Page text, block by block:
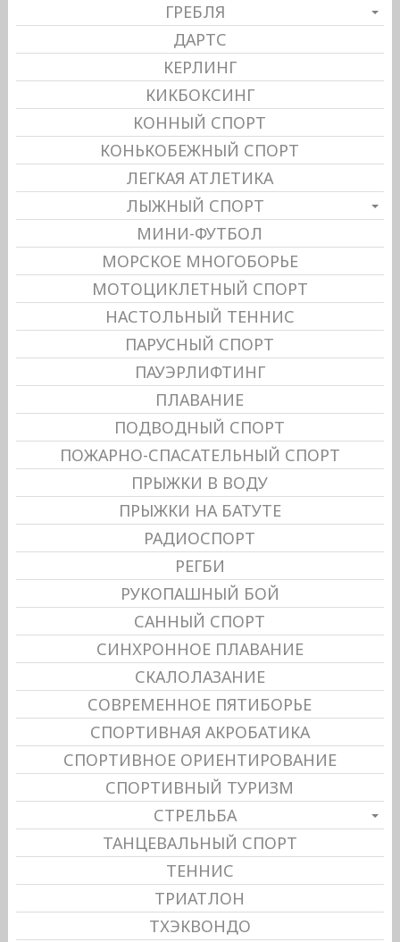
ГРЕБЛЯ
ДАРТС
КЕРЛИНГ
КИКБОКСИНГ
КОННЫЙ СПОРТ
КОНЬКОБЕЖНЫЙ СПОРТ
ЛЕГКАЯ АТЛЕТИКА
ЛЫЖНЫЙ СПОРТ
МИНИ-ФУТБОЛ
МОРСКОЕ МНОГОБОРЬЕ
МОТОЦИКЛЕТНЫЙ СПОРТ
НАСТОЛЬНЫЙ ТЕННИС
ПАРУСНЫЙ СПОРТ
ПАУЭРЛИФТИНГ
ПЛАВАНИЕ
ПОДВОДНЫЙ СПОРТ
ПОЖАРНО-СПАСАТЕЛЬНЫЙ СПОРТ
ПРЫЖКИ В ВОДУ
ПРЫЖКИ НА БАТУТЕ
РАДИОСПОРТ
РЕГБИ
РУКОПАШНЫЙ БОЙ
САННЫЙ СПОРТ
СИНХРОННОЕ ПЛАВАНИЕ
СКАЛОЛАЗАНИЕ
СОВРЕМЕННОЕ ПЯТИБОРЬЕ
СПОРТИВНАЯ АКРОБАТИКА
СПОРТИВНОЕ ОРИЕНТИРОВАНИЕ
СПОРТИВНЫЙ ТУРИЗМ
СТРЕЛЬБА
ТАНЦЕВАЛЬНЫЙ СПОРТ
ТЕННИС
ТРИАТЛОН
ТХЭКВОНДО